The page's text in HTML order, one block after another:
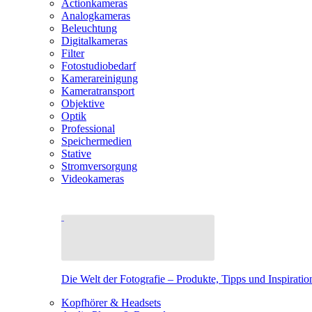
Actionkameras
Analogkameras
Beleuchtung
Digitalkameras
Filter
Fotostudiobedarf
Kamerareinigung
Kameratransport
Objektive
Optik
Professional
Speichermedien
Stative
Stromversorgung
Videokameras
Die Welt der Fotografie – Produkte, Tipps und
Kopfhörer & Headsets